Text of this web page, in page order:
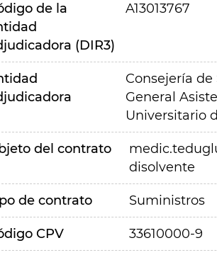
de la
(DIR3)
A13013767
Consejería de
General
Universitario
del contrato
disolvente
de contrato Suministros
CPV 33610000-9